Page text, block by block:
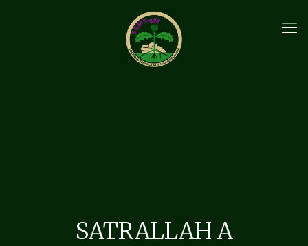
SATRALLAH A